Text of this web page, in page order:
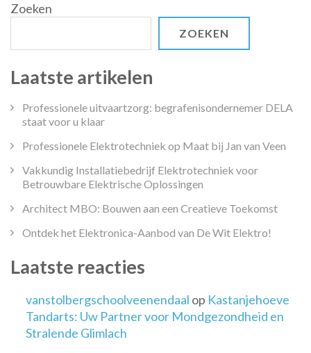
Zoeken
ZOEKEN
Laatste artikelen
Professionele uitvaartzorg: begrafenisondernemer DELA
staat voor u klaar
Professionele Elektrotechniek op Maat bij Jan van Veen
Vakkundig Installatiebedrijf Elektrotechniek voor
Betrouwbare Elektrische Oplossingen
Architect MBO: Bouwen aan een Creatieve Toekomst
Ontdek het Elektronica-Aanbod van De Wit Elektro!
Laatste reacties
vanstolbergschoolveenendaal op Kastanjehoeve
Tandarts: Uw Partner voor Mondgezondheid en
Stralende Glimlach